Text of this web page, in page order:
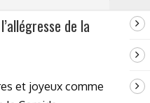
de la
et joyeux comme